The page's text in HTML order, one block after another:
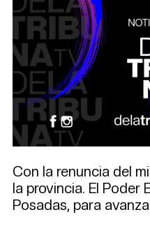
Con la renuncia del
la provincia. El Poder
Posadas, para